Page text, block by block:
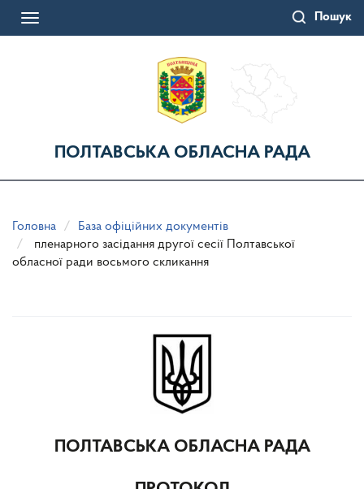
Пошук
Toggle
ПОЛТАВСЬКА ОБЛАСНА РАДА
Головна
База офіційних документів
пленарного засідання другої сесії Полтавської
обласної ради восьмого скликання
ПОЛТАВСЬКА ОБЛАСНА РАДА